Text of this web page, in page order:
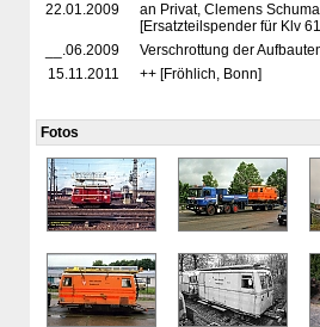
22.01.2009
an Privat, Clemens
[Ersatzteilspender für Klv
__.06.2009
Verschrottung der
15.11.2011
++ [Fröhlich, Bonn]
Fotos